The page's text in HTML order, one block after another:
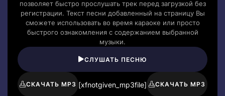
позволяет быстро прослушать трек перед загрузкой без
регистрации. Текст песни добавленный на страницу Вы
сможете использовать во время караоке или просто
быстрого ознакомления с содержанием выбранной
музыки.
СЛУШАТЬ ПЕСНЮ
СКАЧАТЬ MP3 [xfnotgiven_mp3file] СКАЧАТЬ MP3